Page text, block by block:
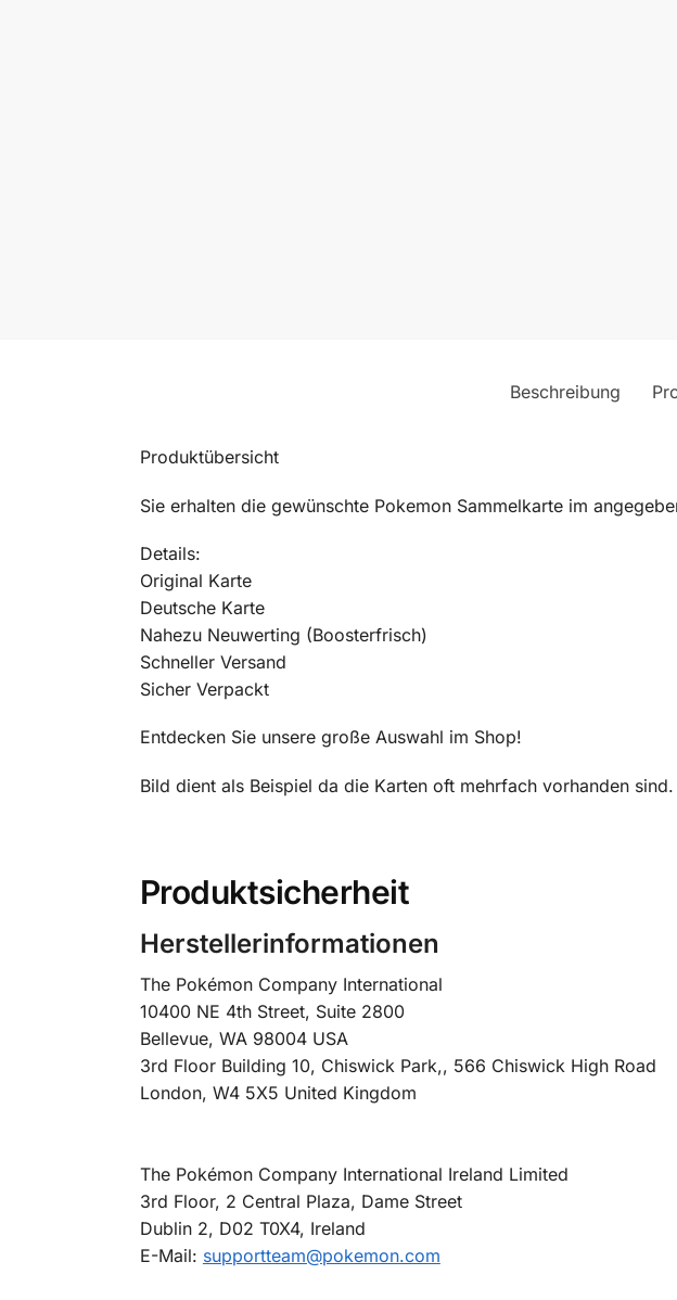
Beschreibung
Produktübersicht
Sie erhalten die gewünschte Pokemon Sammelkarte im
Details:
Original Karte
Deutsche Karte
Nahezu Neuwerting (Boosterfrisch)
Schneller Versand
Sicher Verpackt
Entdecken Sie unsere große Auswahl im Shop!
Bild dient als Beispiel da die Karten oft mehrfach vorhanden sind.
Produktsicherheit
Herstellerinformationen
The Pokémon Company International
10400 NE 4th Street, Suite 2800
Bellevue, WA 98004 USA
3rd Floor Building 10, Chiswick Park,, 566 Chiswick High Road
London, W4 5X5 United Kingdom
The Pokémon Company International Ireland Limited
3rd Floor, 2 Central Plaza, Dame Street
Dublin 2, D02 T0X4, Ireland
E-Mail: supportteam@pokemon.com